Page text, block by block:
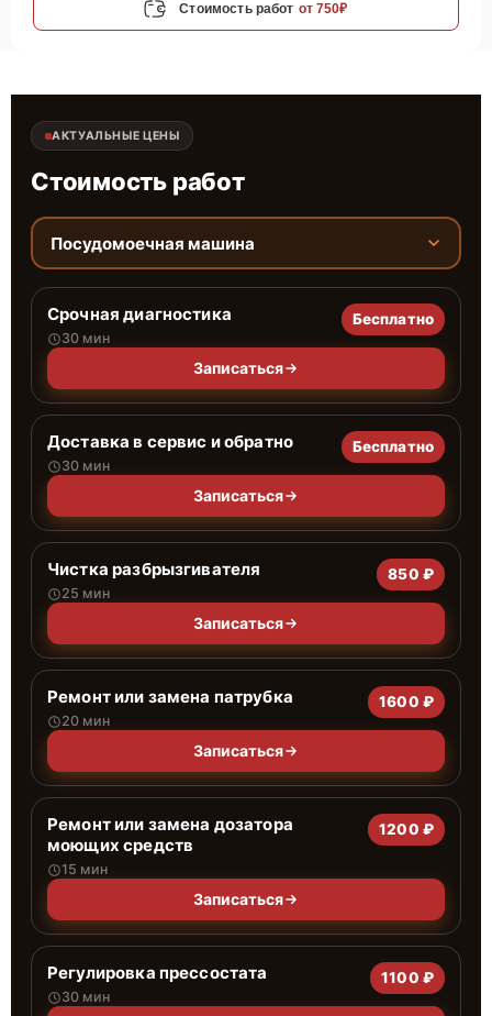
Стоимость работ от 750₽
АКТУАЛЬНЫЕ ЦЕНЫ
Стоимость работ
Посудомоечная машина
Срочная диагностика
30 мин
Бесплатно
Записаться
Доставка в сервис и обратно
30 мин
Бесплатно
Записаться
Чистка разбрызгивателя
25 мин
850 ₽
Записаться
Ремонт или замена патрубка
20 мин
1600 ₽
Записаться
Ремонт или замена дозатора
моющих средств
15 мин
1200 ₽
Записаться
Регулировка прессостата
30 мин
1100 ₽